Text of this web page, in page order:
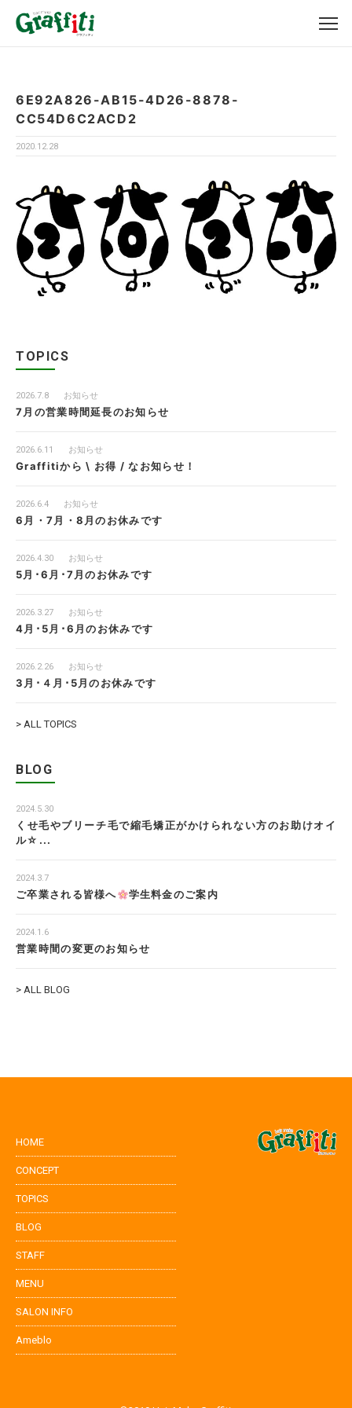
6E92A826-AB15-4D26-8878-
CC54D6C2ACD2
2020.12.28
TOPICS
2026.7.8 お知らせ
7月の営業時間延長のお知らせ
2026.6.11 お知らせ
Graffitiから \ お得 / なお知らせ！
2026.6.4 お知らせ
6月・7月・8月のお休みです
2026.4.30 お知らせ
5月･6月･7月のお休みです
2026.3.27 お知らせ
4月･5月･6月のお休みです
2026.2.26 お知らせ
3月･４月･5月のお休みです
> ALL TOPICS
BLOG
2024.5.30
くせ毛やブリーチ毛で縮毛矯正がかけられない方のお助けオイ
ル☆...
2024.3.7
ご卒業される皆様へ 学生料金のご案内
2024.1.6
営業時間の変更のお知らせ
> ALL BLOG
HOME
CONCEPT
TOPICS
BLOG
STAFF
MENU
SALON INFO
Ameblo